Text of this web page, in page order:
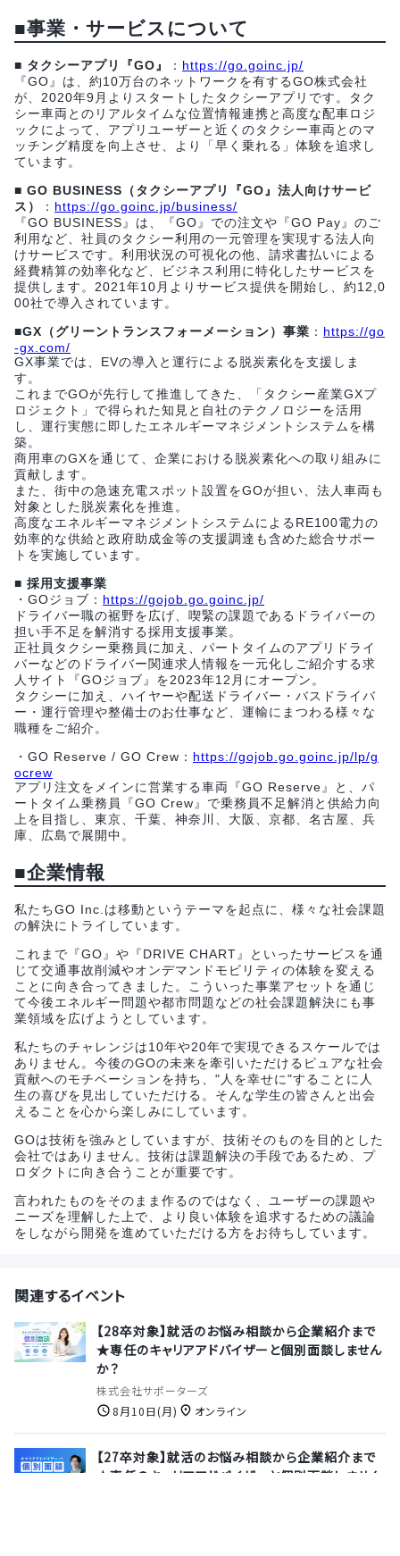
■事業・サービスについて
■ タクシーアプリ『GO』 ： https://go.goinc.jp/
『GO』は、約10万台のネットワークを有するGO株式会社
が、2020年9月よりスタートしたタクシーアプリです。タク
シー車両とのリアルタイムな位置情報連携と高度な配車ロジ
ックによって、アプリユーザーと近くのタクシー車両とのマ
ッチング精度を向上させ、より「早く乗れる」体験を追求し
ています。
■ GO BUSINESS（タクシーアプリ『GO』法人向けサービ
ス）
： https://go.goinc.jp/business/
『GO BUSINESS』は、『GO』での注文や『GO Pay』のご
利用など、社員のタクシー利用の一元管理を実現する法人向
けサービスです。利用状況の可視化の他、請求書払いによる
経費精算の効率化など、ビジネス利用に特化したサービスを
提供します。2021年10月よりサービス提供を開始し、約12,0
00社で導入されています。
■GX（グリーントランスフォーメーション）事業 ： https://go
-gx.com/
GX事業では、EVの導入と運行による脱炭素化を支援しま
す。
これまでGOが先行して推進してきた、「タクシー産業GXプ
ロジェクト」で得られた知見と自社のテクノロジーを活用
し、運行実態に即したエネルギーマネジメントシステムを構
築。
商用車のGXを通じて、企業における脱炭素化への取り組みに
貢献します。
また、街中の急速充電スポット設置をGOが担い、法人車両も
対象とした脱炭素化を推進。
高度なエネルギーマネジメントシステムによるRE100電力の
効率的な供給と政府助成金等の支援調達も含めた総合サポー
トを実施しています。
■ 採用支援事業
・GOジョブ： https://gojob.go.goinc.jp/
ドライバー職の裾野を広げ、喫緊の課題であるドライバーの
担い手不足を解消する採用支援事業。
正社員タクシー乗務員に加え、パートタイムのアプリドライ
バーなどのドライバー関連求人情報を一元化しご紹介する求
人サイト『GOジョブ』を2023年12月にオープン。
タクシーに加え、ハイヤーや配送ドライバー・バスドライバ
ー・運行管理や整備士のお仕事など、運輸にまつわる様々な
職種をご紹介。
・GO Reserve / GO Crew： https://gojob.go.goinc.jp/lp/g
ocrew
アプリ注文をメインに営業する車両『GO Reserve』と、パ
ートタイム乗務員『GO Crew』で乗務員不足解消と供給力向
上を目指し、東京、千葉、神奈川、大阪、京都、名古屋、兵
庫、広島で展開中。
■企業情報
私たちGO Inc.は移動というテーマを起点に、様々な社会課題
の解決にトライしています。
これまで『GO』や『DRIVE CHART』といったサービスを通
じて交通事故削減やオンデマンドモビリティの体験を変える
ことに向き合ってきました。こういった事業アセットを通じ
て今後エネルギー問題や都市問題などの社会課題解決にも事
業領域を広げようとしています。
私たちのチャレンジは10年や20年で実現できるスケールでは
ありません。今後のGOの未来を牽引いただけるピュアな社会
貢献へのモチベーションを持ち、"人を幸せに"することに人
生の喜びを見出していただける。そんな学生の皆さんと出会
えることを心から楽しみにしています。
GOは技術を強みとしていますが、技術そのものを目的とした
会社ではありません。技術は課題解決の手段であるため、プ
ロダクトに向き合うことが重要です。
言われたものをそのまま作るのではなく、ユーザーの課題や
ニーズを理解した上で、より良い体験を追求するための議論
をしながら開発を進めていただける方をお待ちしています。
関連するイベント
【28卒対象】就活のお悩み相談から企業紹介まで
★専任のキャリアアドバイザーと個別面談しません
か？
株式会社サポーターズ
8月10日(月)
オンライン
【27卒対象】就活のお悩み相談から企業紹介まで
★専任のキャリアアドバイザーと個別面談しません